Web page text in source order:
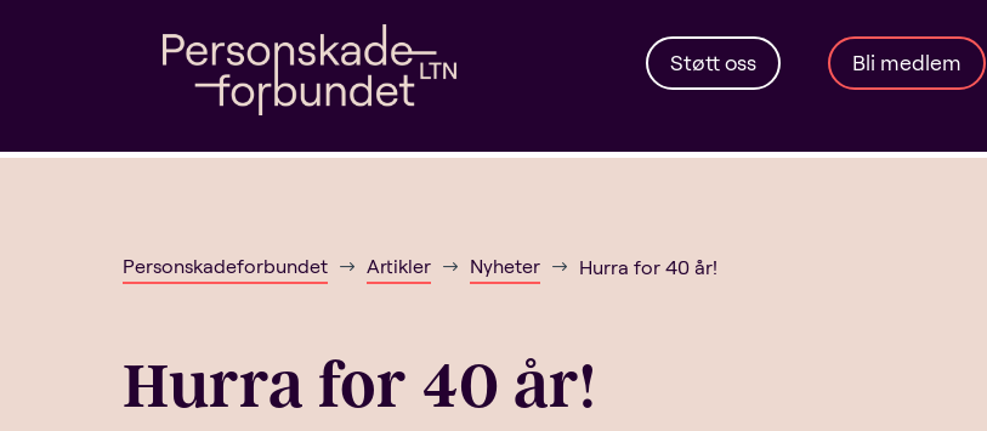
Støtt oss Bli medlem
Personskadeforbundet $ Artikler $ Nyheter $ Hurra for 40 år!
Hurra for 40 år!